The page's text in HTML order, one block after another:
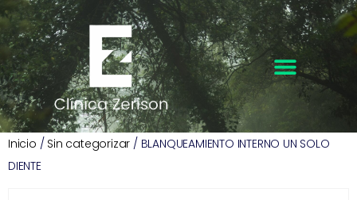
Inicio / Sin categorizar / BLANQUEAMIENTO INTERNO UN SOLO
DIENTE